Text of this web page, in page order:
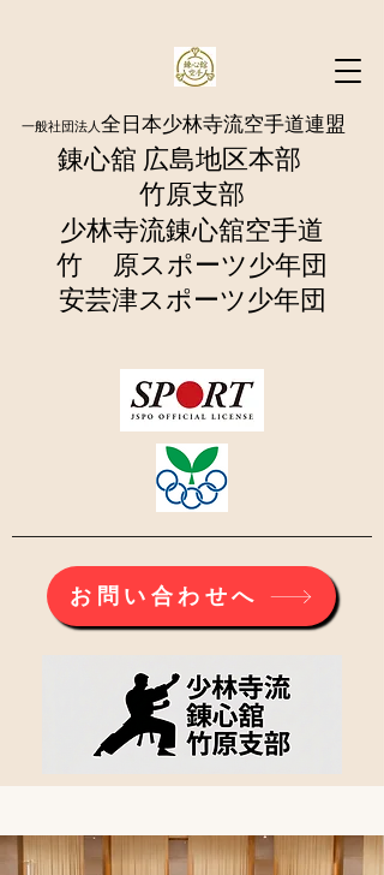
一般社団法人全日本少林寺流空手道連盟
錬心舘 広島地区本部
​竹原支部
少林寺流錬心舘空手道
竹 原スポーツ少年団
​安芸津スポーツ少年団
お問い合わせへ